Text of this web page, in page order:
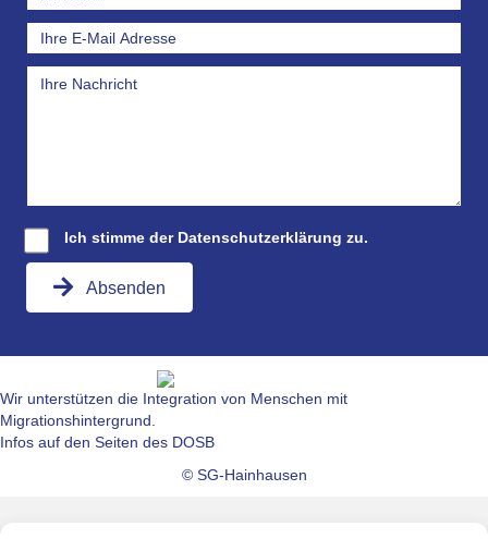
Ich stimme der Datenschutzerklärung zu.
Absenden
Wir unterstützen die Integration von Menschen mit
Migrationshintergrund.
Infos auf den Seiten des DOSB
© SG-Hainhausen